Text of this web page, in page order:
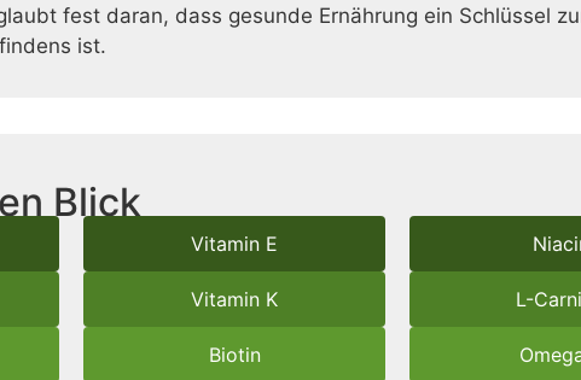
fest daran, dass gesunde Ernährung ein Schlüssel
ist.
Blick
Vitamin E
Vitamin K
Biotin
L-